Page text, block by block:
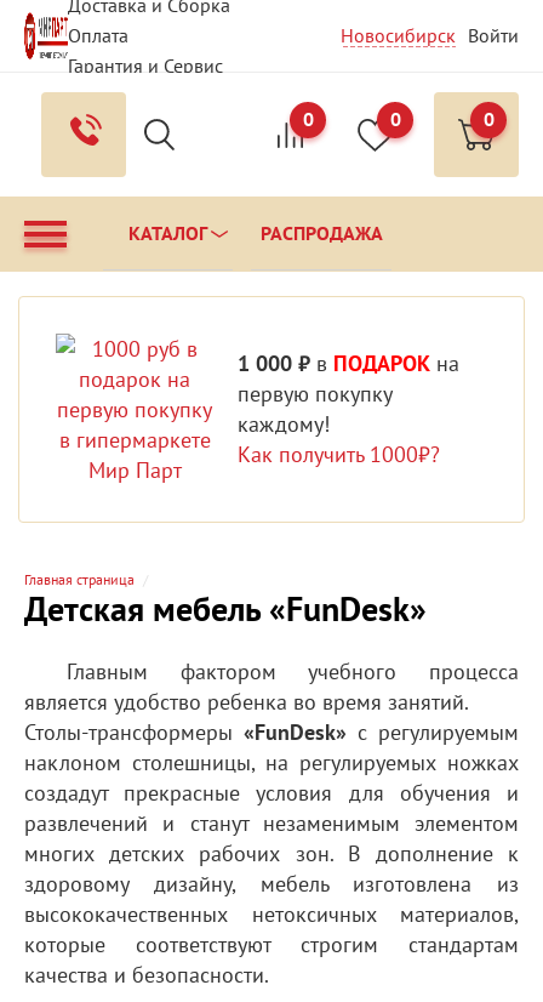
Доставка и Сборка
Оплата
Гарантия и Сервис
Вопрос - Ответ
Контакты
Новосибирск Войти
0 0 0
КАТАЛОГ РАСПРОДАЖА
1 000 ₽ в ПОДАРОК на
первую покупку
каждому!
Как получить 1000₽?
Главная страница
Детская мебель «FunDesk»
Главным фактором учебного процесса
является удобство ребенка во время занятий.
Столы-трансформеры «FunDesk» с регулируемым
наклоном столешницы, на регулируемых ножках
создадут прекрасные условия для обучения и
развлечений и станут незаменимым элементом
многих детских рабочих зон. В дополнение к
здоровому дизайну, мебель изготовлена из
высококачественных нетоксичных материалов,
которые соответствуют строгим стандартам
качества и безопасности.